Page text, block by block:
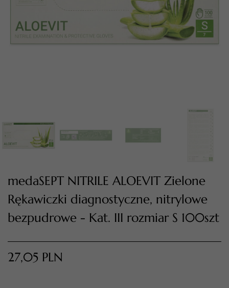
TWÓJ KOSZYK (0)
Suma koszyka (
PRZEJDŹ DO KOSZYKA
medaSEPT NITRILE ALOEVIT Zielone
Rękawiczki diagnostyczne, nitrylowe
bezpudrowe - Kat. III rozmiar S 100szt
27,05 PLN